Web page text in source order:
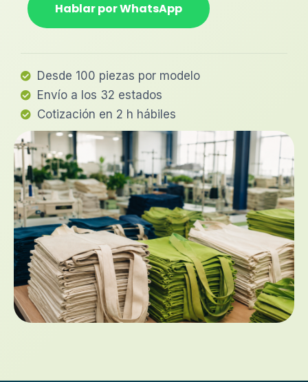
Hablar por WhatsApp
Desde 100 piezas por modelo
Envío a los 32 estados
Cotización en 2 h hábiles